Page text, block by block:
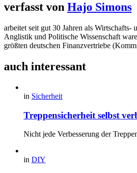
verfasst von Hajo Simons
arbeitet seit gut 30 Jahren als
Anglistik und Politische Wissenschaft
größten deutschen Finanzvertriebe
auch interessant
in Sicherheit
Treppensicherheit selbst
Nicht jede Verbesserung der
in DIY